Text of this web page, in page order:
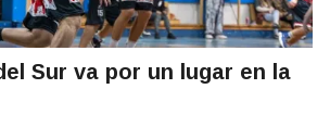
Sur va por un lugar en la